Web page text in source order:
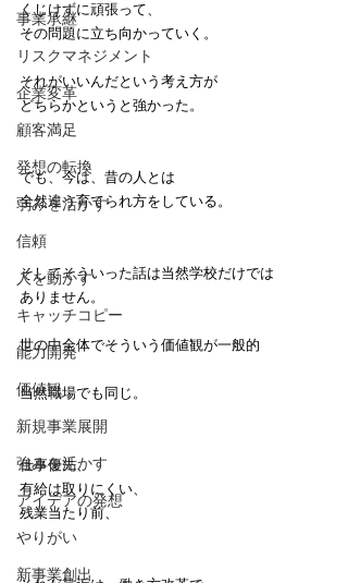
事業承継
リスクマネジメント
企業変革
顧客満足
発想の転換
弱みを活かす
信頼
人を動かす
キャッチコピー
能力開発
価値観
新規事業展開
強みを活かす
アイデアの発想
やりがい
新事業創出
くじけずに頑張って、
その問題に立ち向かっていく。
それがいいんだという考え方が
どちらかというと強かった。
でも、今は、昔の人とは
全然違う育てられ方をしている。
そしてそういった話は当然学校だけでは
ありません。
世の中全体でそういう価値観が一般的
当然職場でも同じ。
仕事優先、
有給は取りにくい、
残業当たり前、